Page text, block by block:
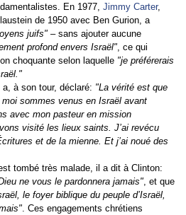
En 1977, Jimmy Carter,
de 1950 avec Ben Gurion, a
juifs" – sans ajouter aucune
profond envers Israël" , ce qui
choquante selon laquelle "je préférerais
a, à son tour, déclaré: "La vérité est que
sommes venus en Israël avant
avec mon pasteur en mission
visité les lieux saints. J’ai revécu
et de la mienne. Et j’ai noué des
tombé très malade, il a dit à Clinton:
ne vous le pardonnera jamais" , et que
le foyer biblique du peuple d’Israël,
. Ces engagements chrétiens